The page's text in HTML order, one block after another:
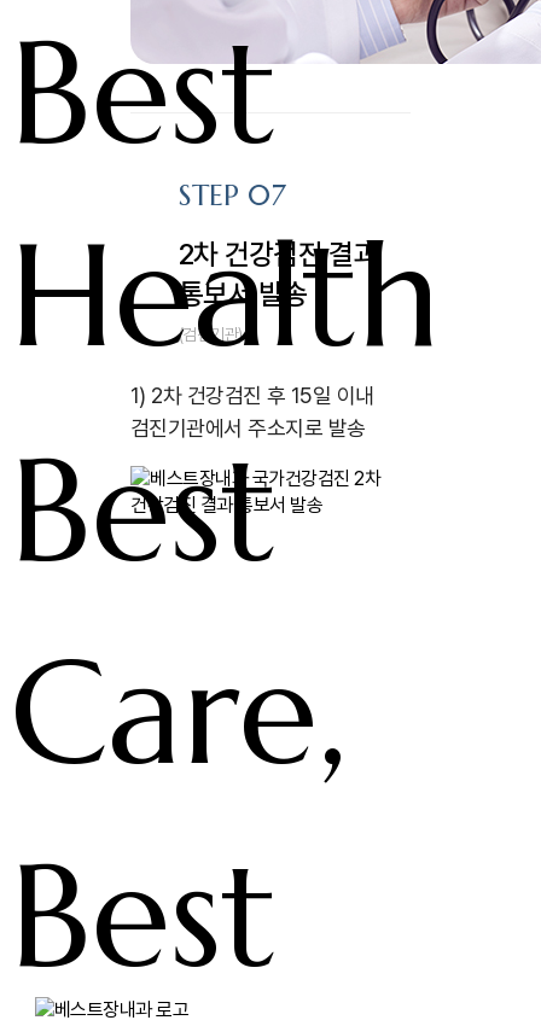
STEP 07
2차 건강검진 결과
통보서 발송
(검진기관)
1) 2차 건강검진 후 15일 이내
검진기관에서 주소지로 발송
Best
Health
Best
Care,
Best